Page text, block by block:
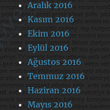
Aralık 2016
Kasım 2016
Ekim 2016
Eylül 2016
Ağustos 2016
Temmuz 2016
Haziran 2016
Mayıs 2016